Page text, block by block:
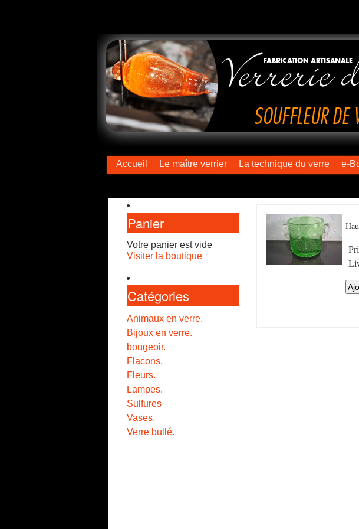
Accueil Le maître verrier La technique du verre e-
Panier
Votre panier est vide
Visiter la boutique
Catégories
Animaux en verre.
Bijoux en verre.
bougeoir.
Flacons.
Fleurs.
Lampes.
Sulfures
Vases.
Verre bullé.